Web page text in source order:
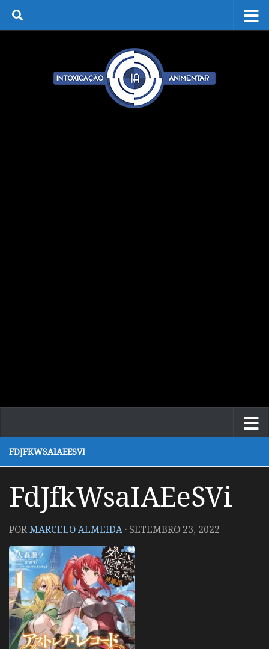
Skip to content
FDJFKWSAIAEESVI
FdJfkWsaIAEeSVi
PORMARCELO ALMEIDA · SETEMBRO 23, 2022